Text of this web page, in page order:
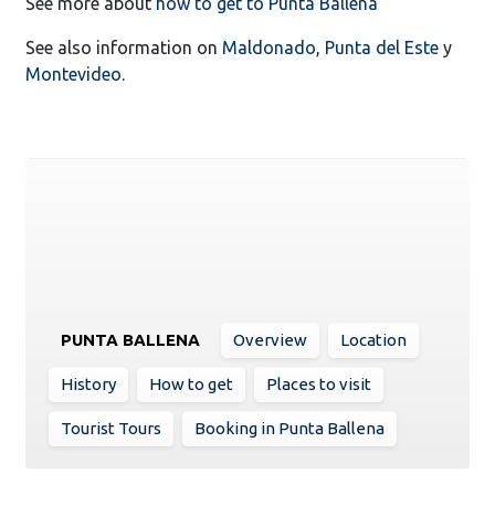
See also information on Maldonado, Punta del Este y
Montevideo.
PUNTA BALLENA Overview Location
History How to get Places to visit
Tourist Tours Booking in Punta Ballena